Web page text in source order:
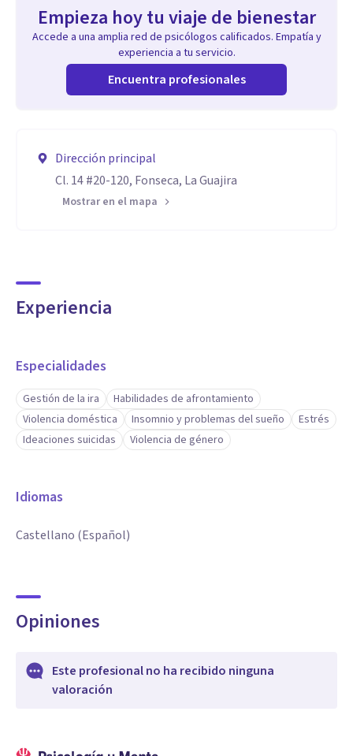
Empieza hoy tu viaje de bienestar
Accede a una amplia red de psicólogos calificados. Empatía y
experiencia a tu servicio.
Encuentra profesionales
Dirección principal
Cl. 14 #20-120, Fonseca, La Guajira
Mostrar en el mapa
Experiencia
Especialidades
Gestión de la ira
Habilidades de afrontamiento
Violencia doméstica
Insomnio y problemas del sueño
Estrés
Ideaciones suicidas
Violencia de género
Idiomas
Castellano (Español)
Opiniones
Este profesional no ha recibido ninguna
valoración